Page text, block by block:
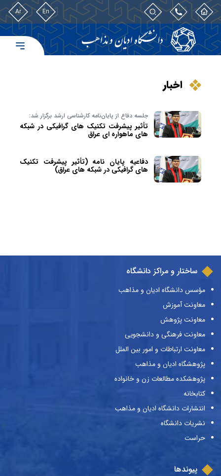
En
Ar
اخبار
جلسه دفاع از پایان‌نامه کارشناسی ارشد برگزار شد:
تأثیر پیشرفت تکنیک های گرافیکی در شبکه
های ماهواره ای عراق
دفاعیه پایان نامه (تأثیر پیشرفت تکنیک
های گرافیکی در شبکه های عراق)
ساختار و مراکز دانشگاه
مؤسس دانشگاه ادیان و مذاهب
معاونت آموزش
معاونت پژوهش
معاونت فرهنگی و دانشجویی
معاونت ارتباطات و امور بین الملل
پژوهشگاه ادیان و مذاهب
پژوهشکده مطالعات زن و خانواده
کتابخانه
انتشارات دانشگاه ادیان و مذاهب
نشریات دانشگاه
حراست
پیوندها